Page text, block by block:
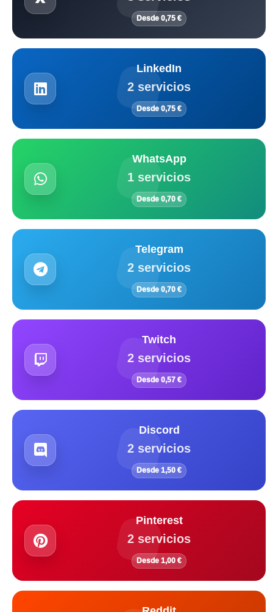
Desde 0,75 €
LinkedIn
2 servicios
Desde 0,75 €
WhatsApp
1 servicios
Desde 0,70 €
Telegram
2 servicios
Desde 0,70 €
Twitch
2 servicios
Desde 0,57 €
Discord
2 servicios
Desde 1,50 €
Pinterest
2 servicios
Desde 1,00 €